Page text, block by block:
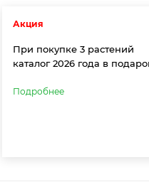
Акция
При покупке 3 растений
каталог 2026 года в
Подробнее